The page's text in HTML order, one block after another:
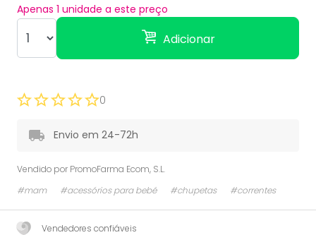
Apenas 1 unidade a este preço
Adicionar
0
Envio em 24-72h
Vendido por PromoFarma Ecom, S.L.
#mam
#acessórios para bebé #chupetas #correntes
Vendedores confiáveis